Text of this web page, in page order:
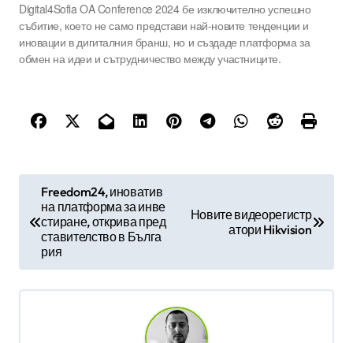
Digital4Sofia OA Conference 2024 бе изключително успешно
събитие, което не само представи най-новите тенденции и
иновации в дигиталния бранш, но и създаде платформа за
обмен на идеи и сътрудничество между участниците.
и
г
Freedom24, иноватив
на платформа за инве
стиране, открива пред
ставителство в Бълга
рия
Новите видеорегистр
атори Hikvision